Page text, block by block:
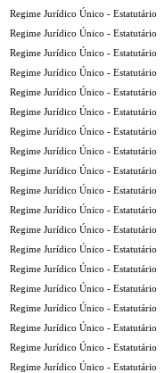
Regime Jurídico Único - Estatutário
Regime Jurídico Único - Estatutário
Regime Jurídico Único - Estatutário
Regime Jurídico Único - Estatutário
Regime Jurídico Único - Estatutário
Regime Jurídico Único - Estatutário
Regime Jurídico Único - Estatutário
Regime Jurídico Único - Estatutário
Regime Jurídico Único - Estatutário
Regime Jurídico Único - Estatutário
Regime Jurídico Único - Estatutário
Regime Jurídico Único - Estatutário
Regime Jurídico Único - Estatutário
Regime Jurídico Único - Estatutário
Regime Jurídico Único - Estatutário
Regime Jurídico Único - Estatutário
Regime Jurídico Único - Estatutário
Regime Jurídico Único - Estatutário
Regime Jurídico Único - Estatutário